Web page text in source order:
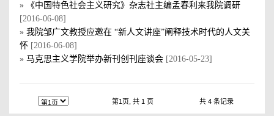
»
《中国特色社会主义研究》杂志社主编孟春利来我院调研
[2016-06-08]
» 我院邹广文教授应邀在 “新人文讲座”阐释技术时代的人文关
怀 [2016-06-08]
» 马克思主义学院举办新刊创刊座谈会 [2016-05-23]
第1页, 共 1 页 共 4 条记录